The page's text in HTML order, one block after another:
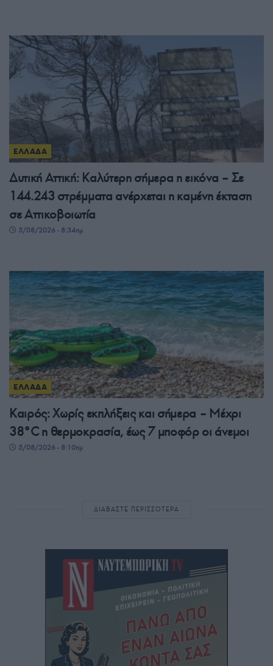
ΕΛΛΑΔΑ
Δυτική Αττική: Καλύτερη σήμερα η εικόνα – Σε
144.243 στρέμματα ανέρχεται η καμένη έκταση
σε Αττικοβοιωτία
5/08/2026 - 8:34πμ
ΕΛΛΑΔΑ
Καιρός: Χωρίς εκπλήξεις και σήμερα – Μέχρι
38°C η θερμοκρασία, έως 7 μποφόρ οι άνεμοι
5/08/2026 - 8:10πμ
ΔΙΑΒΑΣΤΕ ΠΕΡΙΣΣΟΤΕΡΑ